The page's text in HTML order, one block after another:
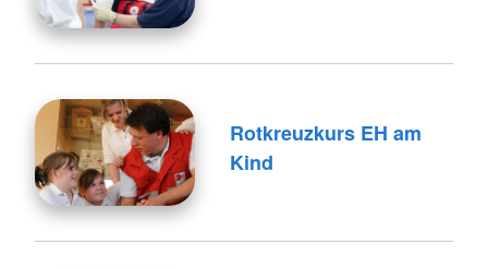
Rotkreuzkurs EH am
Kind